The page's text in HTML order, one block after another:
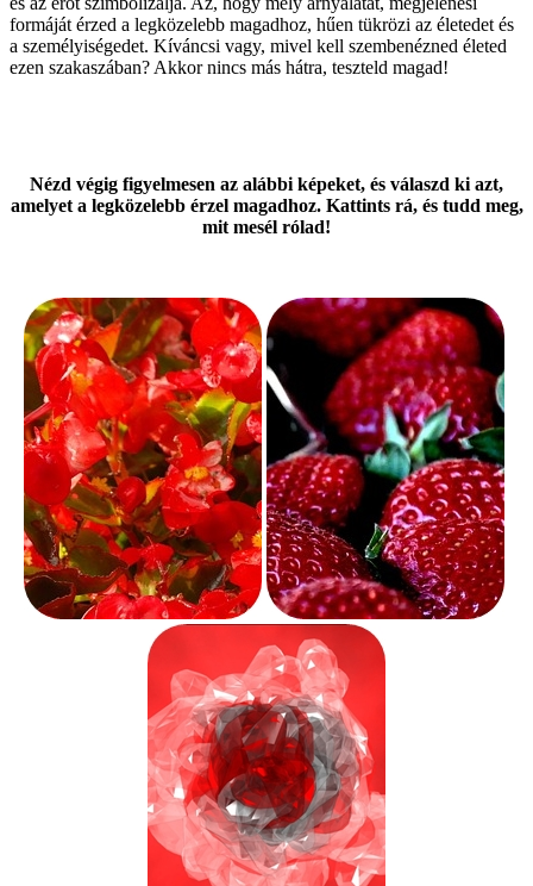
formáját érzed a legközelebb magadhoz, hűen tükrözi az életedet és
a személyiségedet. Kíváncsi vagy, mivel kell szembenézned életed
ezen szakaszában? Akkor nincs más hátra, teszteld magad!
Nézd végig figyelmesen az alábbi képeket, és válaszd ki azt,
amelyet a legközelebb érzel magadhoz. Kattints rá, és tudd meg,
mit mesél rólad!